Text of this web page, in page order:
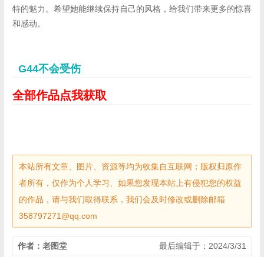
特的魅力。希望她能继续保持自己的风格，给我们带来更多的惊喜
和感动。
G44不会受伤
全部作品点我获取
本站所有文章、图片、资源等均为收集自互联网；版权归原作
者所有，仅作为个人学习、如果您发现本站上有侵犯您的权益
的作品，请与我们取得联系，我们会及时修改或删除邮箱
358797271@qq.com
最后编辑于：2024/3/31
作者：老图堂